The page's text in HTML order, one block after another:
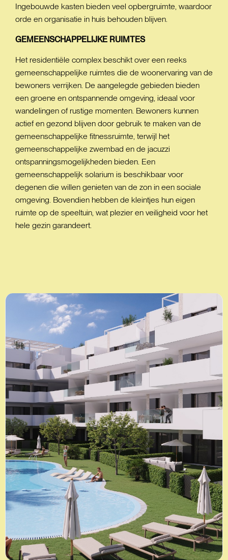
Ingebouwde kasten bieden veel opbergruimte, waardoor
orde en organisatie in huis behouden blijven.
GEMEENSCHAPPELIJKE RUIMTES
Het residentiële complex beschikt over een reeks
gemeenschappelijke ruimtes die de woonervaring van de
bewoners verrijken. De aangelegde gebieden bieden
een groene en ontspannende omgeving, ideaal voor
wandelingen of rustige momenten. Bewoners kunnen
actief en gezond blijven door gebruik te maken van de
gemeenschappelijke fitnessruimte, terwijl het
gemeenschappelijke zwembad en de jacuzzi
ontspanningsmogelijkheden bieden. Een
gemeenschappelijk solarium is beschikbaar voor
degenen die willen genieten van de zon in een sociale
omgeving. Bovendien hebben de kleintjes hun eigen
ruimte op de speeltuin, wat plezier en veiligheid voor het
hele gezin garandeert.